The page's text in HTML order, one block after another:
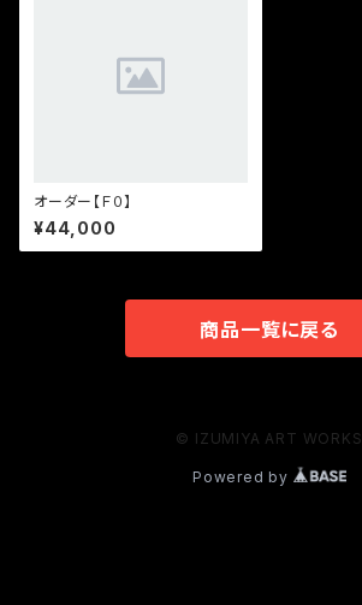
オーダー【Ｆ０】
¥44,000
商品一覧に戻る
© IZUMIYA ART WORKS
Powered by